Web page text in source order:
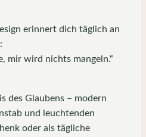
erinnert dich täglich an
mir wird nichts mangeln.“
des Glaubens – modern
und leuchtenden
oder als tägliche